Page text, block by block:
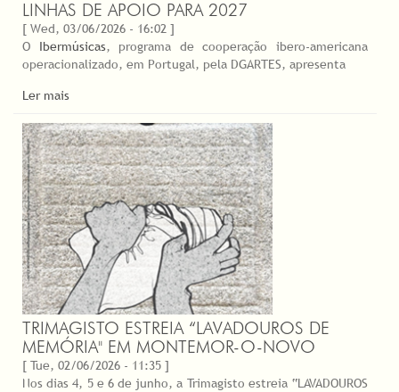
LINHAS DE APOIO PARA 2027
[ Wed, 03/06/2026 - 16:02 ]
O Ibermúsicas, programa de cooperação ibero-americana
operacionalizado, em Portugal, pela DGARTES, apresenta
Ler mais
TRIMAGISTO ESTREIA “LAVADOUROS DE
MEMÓRIA" EM MONTEMOR-O-NOVO
[ Tue, 02/06/2026 - 11:35 ]
Nos dias 4, 5 e 6 de junho, a Trimagisto estreia “LAVADOUROS